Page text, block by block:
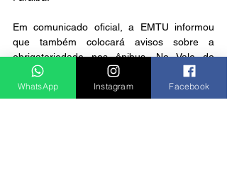
Em comunicado oficial, a EMTU informou
que também colocará avisos sobre a
obrigatoriedade nos ônibus. No Vale do
Paraíba e Litoral Norte, a empresa realiza
itinerários em 38 das 39 cidades, com
exceção de Ilhabela.
WhatsApp Instagram Facebook